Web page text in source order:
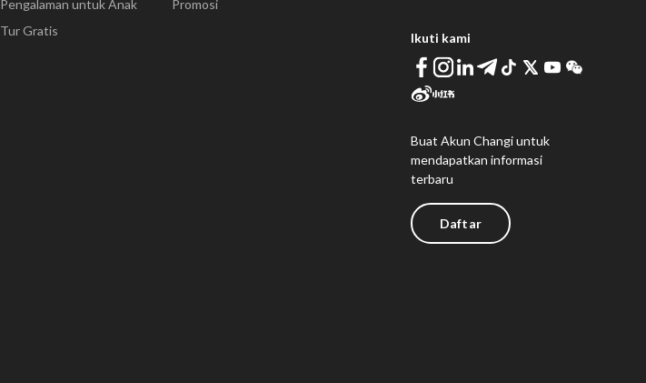
Pengalaman untuk Anak
Tur Gratis
Promosi
Ikuti kami
Buat Akun Changi untuk
mendapatkan informasi
terbaru
Daftar